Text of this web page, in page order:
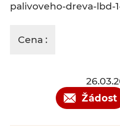
palivoveho-dreva-lbd-
Cena :
Žádost